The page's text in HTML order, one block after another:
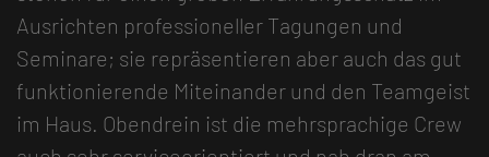
Ausrichten professioneller Tagungen und
Seminare; sie repräsentieren aber auch das gut
funktionierende Miteinander und den Teamgeist
im Haus. Obendrein ist die mehrsprachige Crew